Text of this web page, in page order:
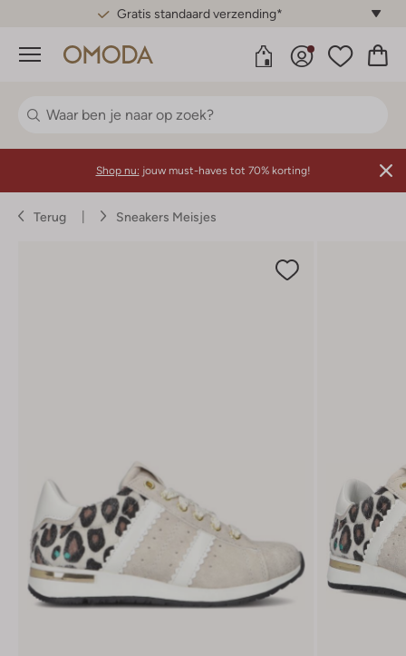
Gratis standaard verzending*
Menu
Shop nu: jouw must-haves tot 70% korting!
Terug Sneakers Meisjes